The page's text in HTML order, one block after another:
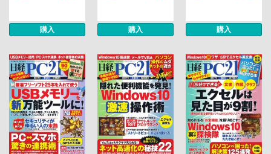
購入 購入 購入